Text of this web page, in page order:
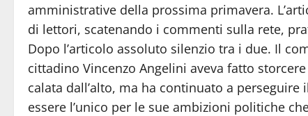
amministrative della prossima primavera.
di lettori, scatenando i commenti sulla rete,
Dopo l’articolo assoluto silenzio tra i due. Il
cittadino Vincenzo Angelini aveva fatto
calata dall’alto, ma ha continuato a
essere l’unico per le sue ambizioni politiche